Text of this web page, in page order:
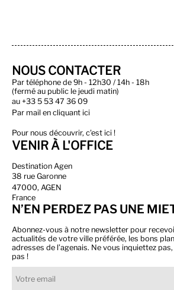
NOUS CONTACTER
Par téléphone de 9h - 12h30 / 14h - 18h
(fermé au public le jeudi matin)
au +33 5 53 47 36 09
Par mail en cliquant ici
Pour nous découvrir, c'est ici !
VENIR À L'OFFICE
Destination Agen
38 rue Garonne
47000, AGEN
France
N’EN PERDEZ PAS UNE
Abonnez-vous à notre newsletter pour
actualités de votre ville préférée, les bons
adresses de l’agenais. Ne vous inquiettez
pas !